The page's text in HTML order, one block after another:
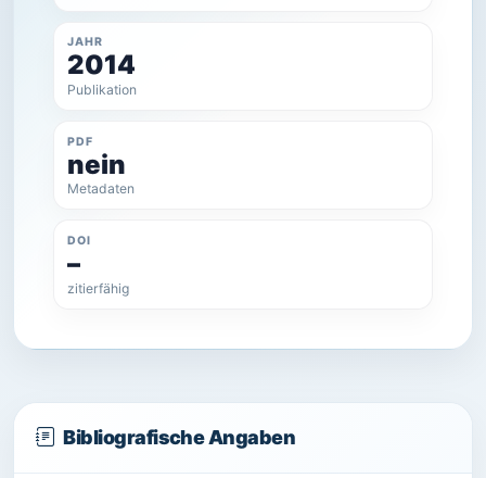
JAHR
2014
Publikation
PDF
nein
Metadaten
DOI
–
zitierfähig
Bibliografische Angaben